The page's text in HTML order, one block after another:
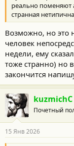
реально поменяют
странная
Возможно, но это
человек
недели, ему
тоже странно) но
закончится
kuzmichC
Почетный
15 Янв 2026